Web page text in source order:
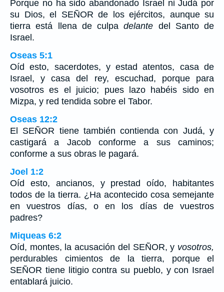
Porque no ha sido abandonado Israel ni Judá por
su Dios, el SEÑOR de los ejércitos, aunque su
tierra está llena de culpadelante del Santo de
Israel.
Oseas 5:1
Oíd esto, sacerdotes, y estad atentos, casa de
Israel, y casa del rey, escuchad, porque para
vosotros es el juicio; pues lazo habéis sido en
Mizpa, y red tendida sobre el Tabor.
Oseas 12:2
El SEÑOR tiene también contienda con Judá, y
castigará a Jacob conforme a sus caminos;
conforme a sus obras le pagará.
Joel 1:2
Oíd esto, ancianos, y prestad oído, habitantes
todos de la tierra. ¿Ha acontecido cosa semejante
en vuestros días, o en los días de vuestros
padres?
Miqueas 6:2
Oíd, montes, la acusación del SEÑOR, y vosotros,
perdurables cimientos de la tierra, porque el
SEÑOR tiene litigio contra su pueblo, y con Israel
entablará juicio.